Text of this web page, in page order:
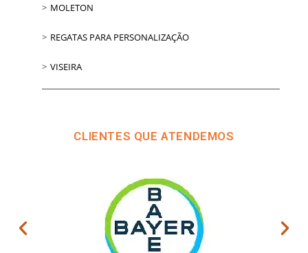
MOLETON
REGATAS PARA PERSONALIZAÇÃO
VISEIRA
CLIENTES QUE ATENDEMOS